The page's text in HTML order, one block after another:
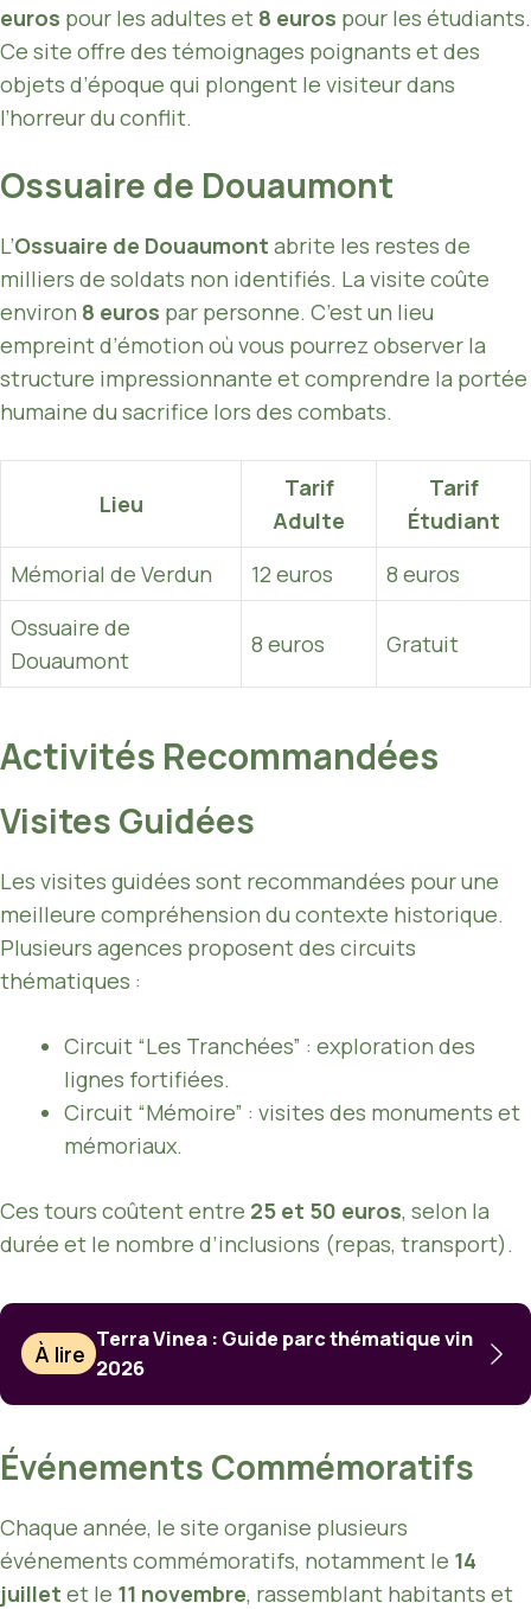
euros pour les adultes et 8 euros pour les étudiants.
Ce site offre des témoignages poignants et des
objets d’époque qui plongent le visiteur dans
l’horreur du conflit.
Ossuaire de Douaumont
L’Ossuaire de Douaumont abrite les restes de
milliers de soldats non identifiés. La visite coûte
environ 8 euros par personne. C’est un lieu
empreint d’émotion où vous pourrez observer la
structure impressionnante et comprendre la portée
humaine du sacrifice lors des combats.
Lieu
Tarif
Adulte
Tarif
Étudiant
Mémorial de Verdun
12 euros
8 euros
Ossuaire de
Douaumont
8 euros Gratuit
Activités Recommandées
Visites Guidées
Les visites guidées sont recommandées pour une
meilleure compréhension du contexte historique.
Plusieurs agences proposent des circuits
thématiques :
Circuit “Les Tranchées” : exploration des
lignes fortifiées.
Circuit “Mémoire” : visites des monuments et
mémoriaux.
Ces tours coûtent entre 25 et 50 euros, selon la
durée et le nombre d’inclusions (repas, transport).
À lire
Terra Vinea : Guide parc thématique vin
2026
Événements Commémoratifs
Chaque année, le site organise plusieurs
événements commémoratifs, notamment le 14
juillet et le 11 novembre, rassemblant habitants et